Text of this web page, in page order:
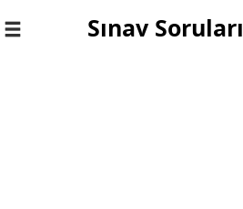
Toggle
Sınav Soruları